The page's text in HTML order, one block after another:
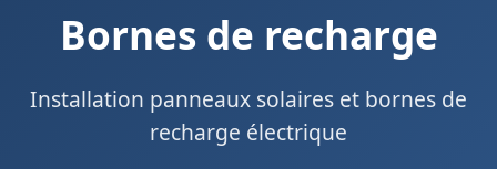
Bornes de recharge
Installation panneaux solaires et bornes de
recharge électrique